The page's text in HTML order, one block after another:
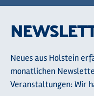
Neues aus Holstein
monatlichen
Veranstaltungen: Wir